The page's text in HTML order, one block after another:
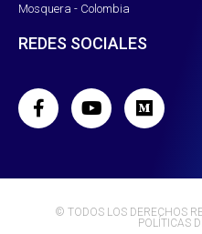
Mosquera - Colombia
REDES SOCIALES
© TODOS LOS DERECHOS
POLÍTICAS